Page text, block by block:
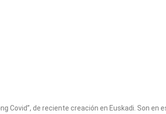
Covid”, de reciente creación en Euskadi. Son